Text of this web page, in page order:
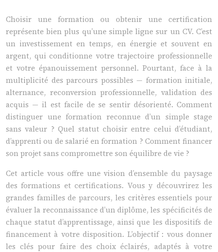
Choisir une formation ou obtenir une certification
représente bien plus qu’une simple ligne sur un CV. C’est
un investissement en temps, en énergie et souvent en
argent, qui conditionne votre trajectoire professionnelle
et votre épanouissement personnel. Pourtant, face à la
multiplicité des parcours possibles — formation initiale,
alternance, reconversion professionnelle, validation des
acquis — il est facile de se sentir désorienté. Comment
distinguer une formation reconnue d’un simple stage
sans valeur ? Quel statut choisir entre celui d’étudiant,
d’apprenti ou de salarié en formation ? Comment financer
son projet sans compromettre son équilibre de vie ?
Cet article vous offre une vision d’ensemble du paysage
des formations et certifications. Vous y découvrirez les
grandes familles de parcours, les critères essentiels pour
évaluer la reconnaissance d’un diplôme, les spécificités de
chaque statut d’apprentissage, ainsi que les dispositifs de
financement à votre disposition. L’objectif : vous donner
les clés pour faire des choix éclairés, adaptés à votre